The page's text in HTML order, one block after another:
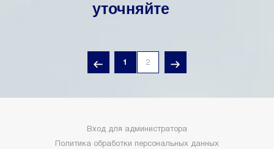
уточняйте
1 2
Вход для администратора
Политика обработки персональных данных